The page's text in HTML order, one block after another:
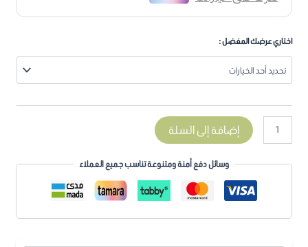
اختاري عرضك المفضل :
إضافة إلى السلة
وسائل دفع أمنة ومتنوعة تناسب جميع العملاء